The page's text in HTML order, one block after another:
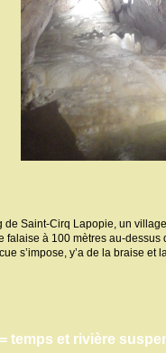
de Saint-Cirq Lapopie, un
falaise à 100 mètres au-
s’impose, y’a de la braise et
temps et rivière